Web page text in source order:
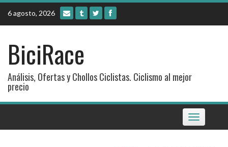
Skip
content
6 agosto, 2026
BiciRace
Análisis, Ofertas y Chollos Ciclistas. Ciclismo al mejor
precio
Toggle
navigation